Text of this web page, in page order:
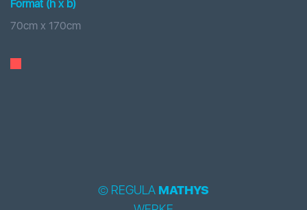
Format (h x b)
70cm x 170cm
© REGULA MATHYS